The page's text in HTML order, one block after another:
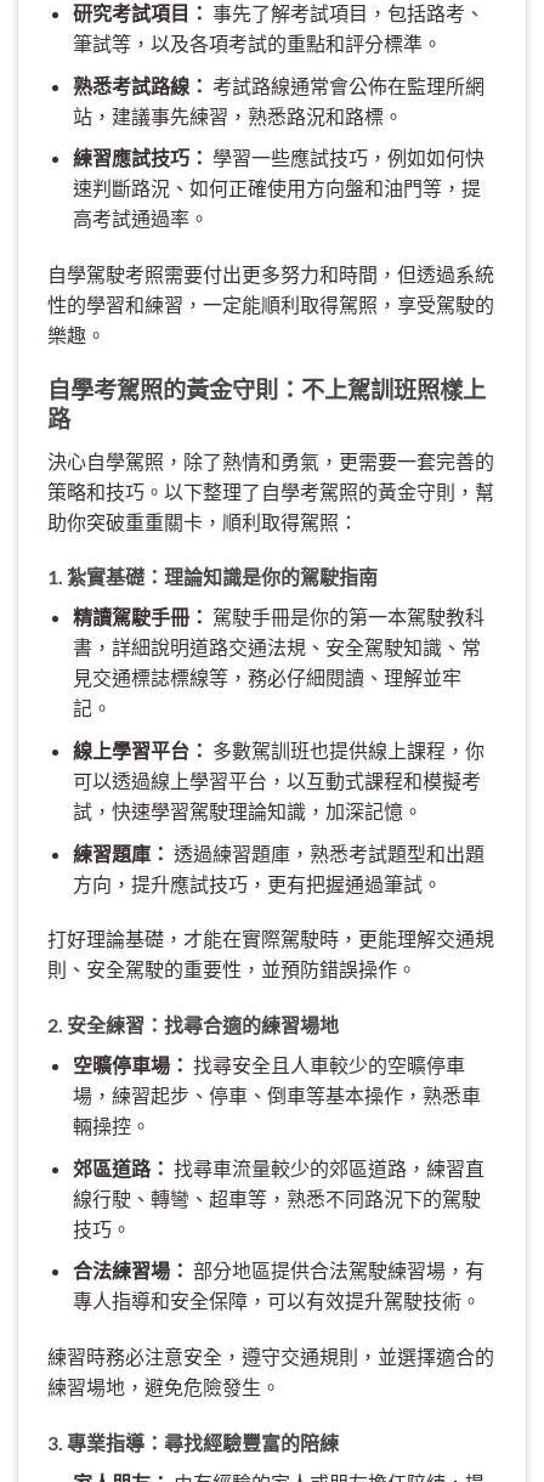
研究考試項目： 事先了解考試項目，包括路考、
筆試等，以及各項考試的重點和評分標準。
熟悉考試路線： 考試路線通常會公佈在監理所網
站，建議事先練習，熟悉路況和路標。
練習應試技巧： 學習一些應試技巧，例如如何快
速判斷路況、如何正確使用方向盤和油門等，提
高考試通過率。
自學駕駛考照需要付出更多努力和時間，但透過系統
性的學習和練習，一定能順利取得駕照，享受駕駛的
樂趣。
自學考駕照的黃金守則：不上駕訓班照樣上
路
決心自學駕照，除了熱情和勇氣，更需要一套完善的
策略和技巧。以下整理了自學考駕照的黃金守則，幫
助你突破重重關卡，順利取得駕照：
1. 紮實基礎：理論知識是你的駕駛指南
精讀駕駛手冊： 駕駛手冊是你的第一本駕駛教科
書，詳細說明道路交通法規、安全駕駛知識、常
見交通標誌標線等，務必仔細閱讀、理解並牢
記。
線上學習平台： 多數駕訓班也提供線上課程，你
可以透過線上學習平台，以互動式課程和模擬考
試，快速學習駕駛理論知識，加深記憶。
練習題庫： 透過練習題庫，熟悉考試題型和出題
方向，提升應試技巧，更有把握通過筆試。
打好理論基礎，才能在實際駕駛時，更能理解交通規
則、安全駕駛的重要性，並預防錯誤操作。
2. 安全練習：找尋合適的練習場地
空曠停車場： 找尋安全且人車較少的空曠停車
場，練習起步、停車、倒車等基本操作，熟悉車
輛操控。
郊區道路： 找尋車流量較少的郊區道路，練習直
線行駛、轉彎、超車等，熟悉不同路況下的駕駛
技巧。
合法練習場： 部分地區提供合法駕駛練習場，有
專人指導和安全保障，可以有效提升駕駛技術。
練習時務必注意安全，遵守交通規則，並選擇適合的
練習場地，避免危險發生。
3. 專業指導：尋找經驗豐富的陪練